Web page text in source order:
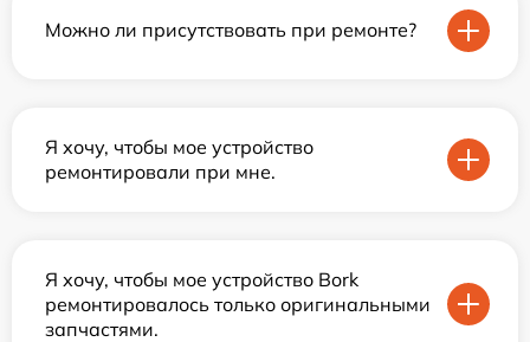
Можно ли присутствовать при ремонте?
Я хочу, чтобы мое устройство
ремонтировали при мне.
Я хочу, чтобы мое устройство Bork
ремонтировалось только оригинальными
запчастями.